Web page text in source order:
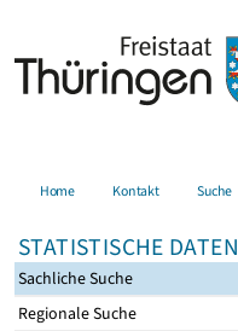
Home Kontakt Suche
STATISTISCHE DATEN
Sachliche Suche
Regionale Suche